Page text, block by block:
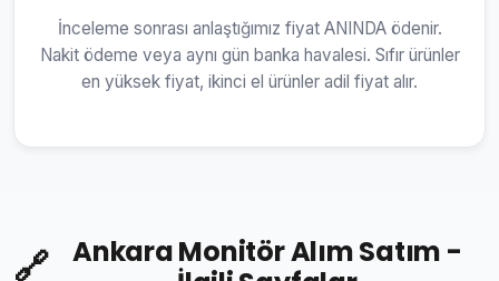
İnceleme sonrası anlaştığımız fiyat ANINDA ödenir.
Nakit ödeme veya aynı gün banka havalesi. Sıfır ürünler
en yüksek fiyat, ikinci el ürünler adil fiyat alır.
🔗
Ankara Monitör Alım Satım -